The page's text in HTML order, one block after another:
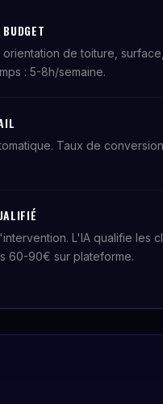
de toiture,
: 5-8h/semaine.
Taux de
L'IA qualifie les
60-90€ sur plateforme.